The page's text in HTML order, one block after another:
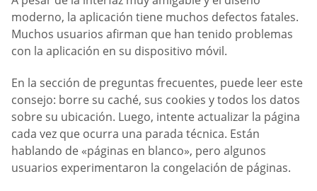
moderno, la aplicación tiene muchos defectos fatales.
Muchos usuarios afirman que han tenido problemas
con la aplicación en su dispositivo móvil.
En la sección de preguntas frecuentes, puede leer este
consejo: borre su caché, sus cookies y todos los datos
sobre su ubicación. Luego, intente actualizar la página
cada vez que ocurra una parada técnica. Están
hablando de «páginas en blanco», pero algunos
usuarios experimentaron la congelación de páginas.